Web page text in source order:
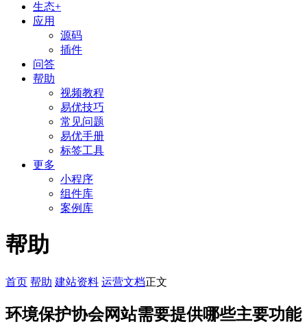
生态+
应用
源码
插件
问答
帮助
视频教程
易优技巧
常见问题
易优手册
标签工具
更多
小程序
组件库
案例库
帮助
首页 帮助 建站资料 运营文档正文
环境保护协会网站需要提供哪些主要功能